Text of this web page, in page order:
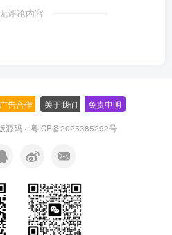
评论内容
广告合作 关于我们 免责申明
源码· 粤ICP备2025385292号